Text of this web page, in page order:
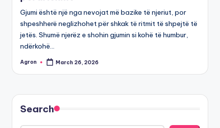
Gjumi është një nga nevojat më bazike të njeriut, por
shpeshherë neglizhohet për shkak të ritmit të shpejtë të
jetës. Shumë njerëz e shohin gjumin si kohë të humbur,
ndërkohë…
Posted
Agron March 26, 2026
Search